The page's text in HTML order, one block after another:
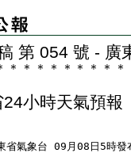
第 054 號 - 廣
＊ ＊ ＊ ＊ ＊ ＊ ＊ ＊ ＊
24小時天氣預報
省氣象台 09月08日5時發